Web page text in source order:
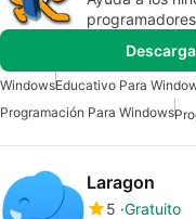
programadores
WindowsEducativo Para
Programación Para Windows
Laragon
5 Gratuito